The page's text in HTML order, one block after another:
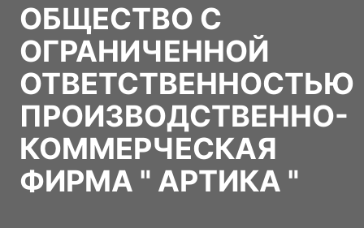
ОБЩЕСТВО С
ОГРАНИЧЕННОЙ
ОТВЕТСТВЕННОСТЬЮ
ПРОИЗВОДСТВЕННО-
КОММЕРЧЕСКАЯ
ФИРМА " АРТИКА "